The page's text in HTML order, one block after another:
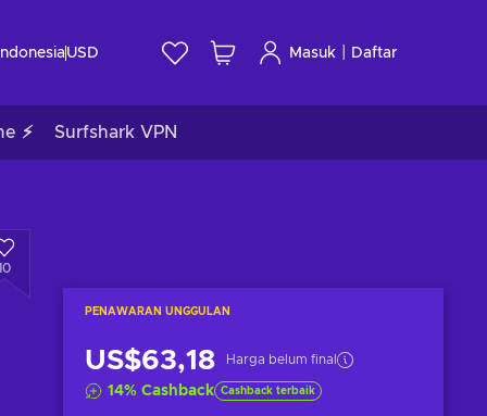
USD Masuk Daftar
⚡ Surfshark VPN
PENAWARAN UNGGULAN
US$63,18 Harga belum final
14% Cashback Cashback terbaik